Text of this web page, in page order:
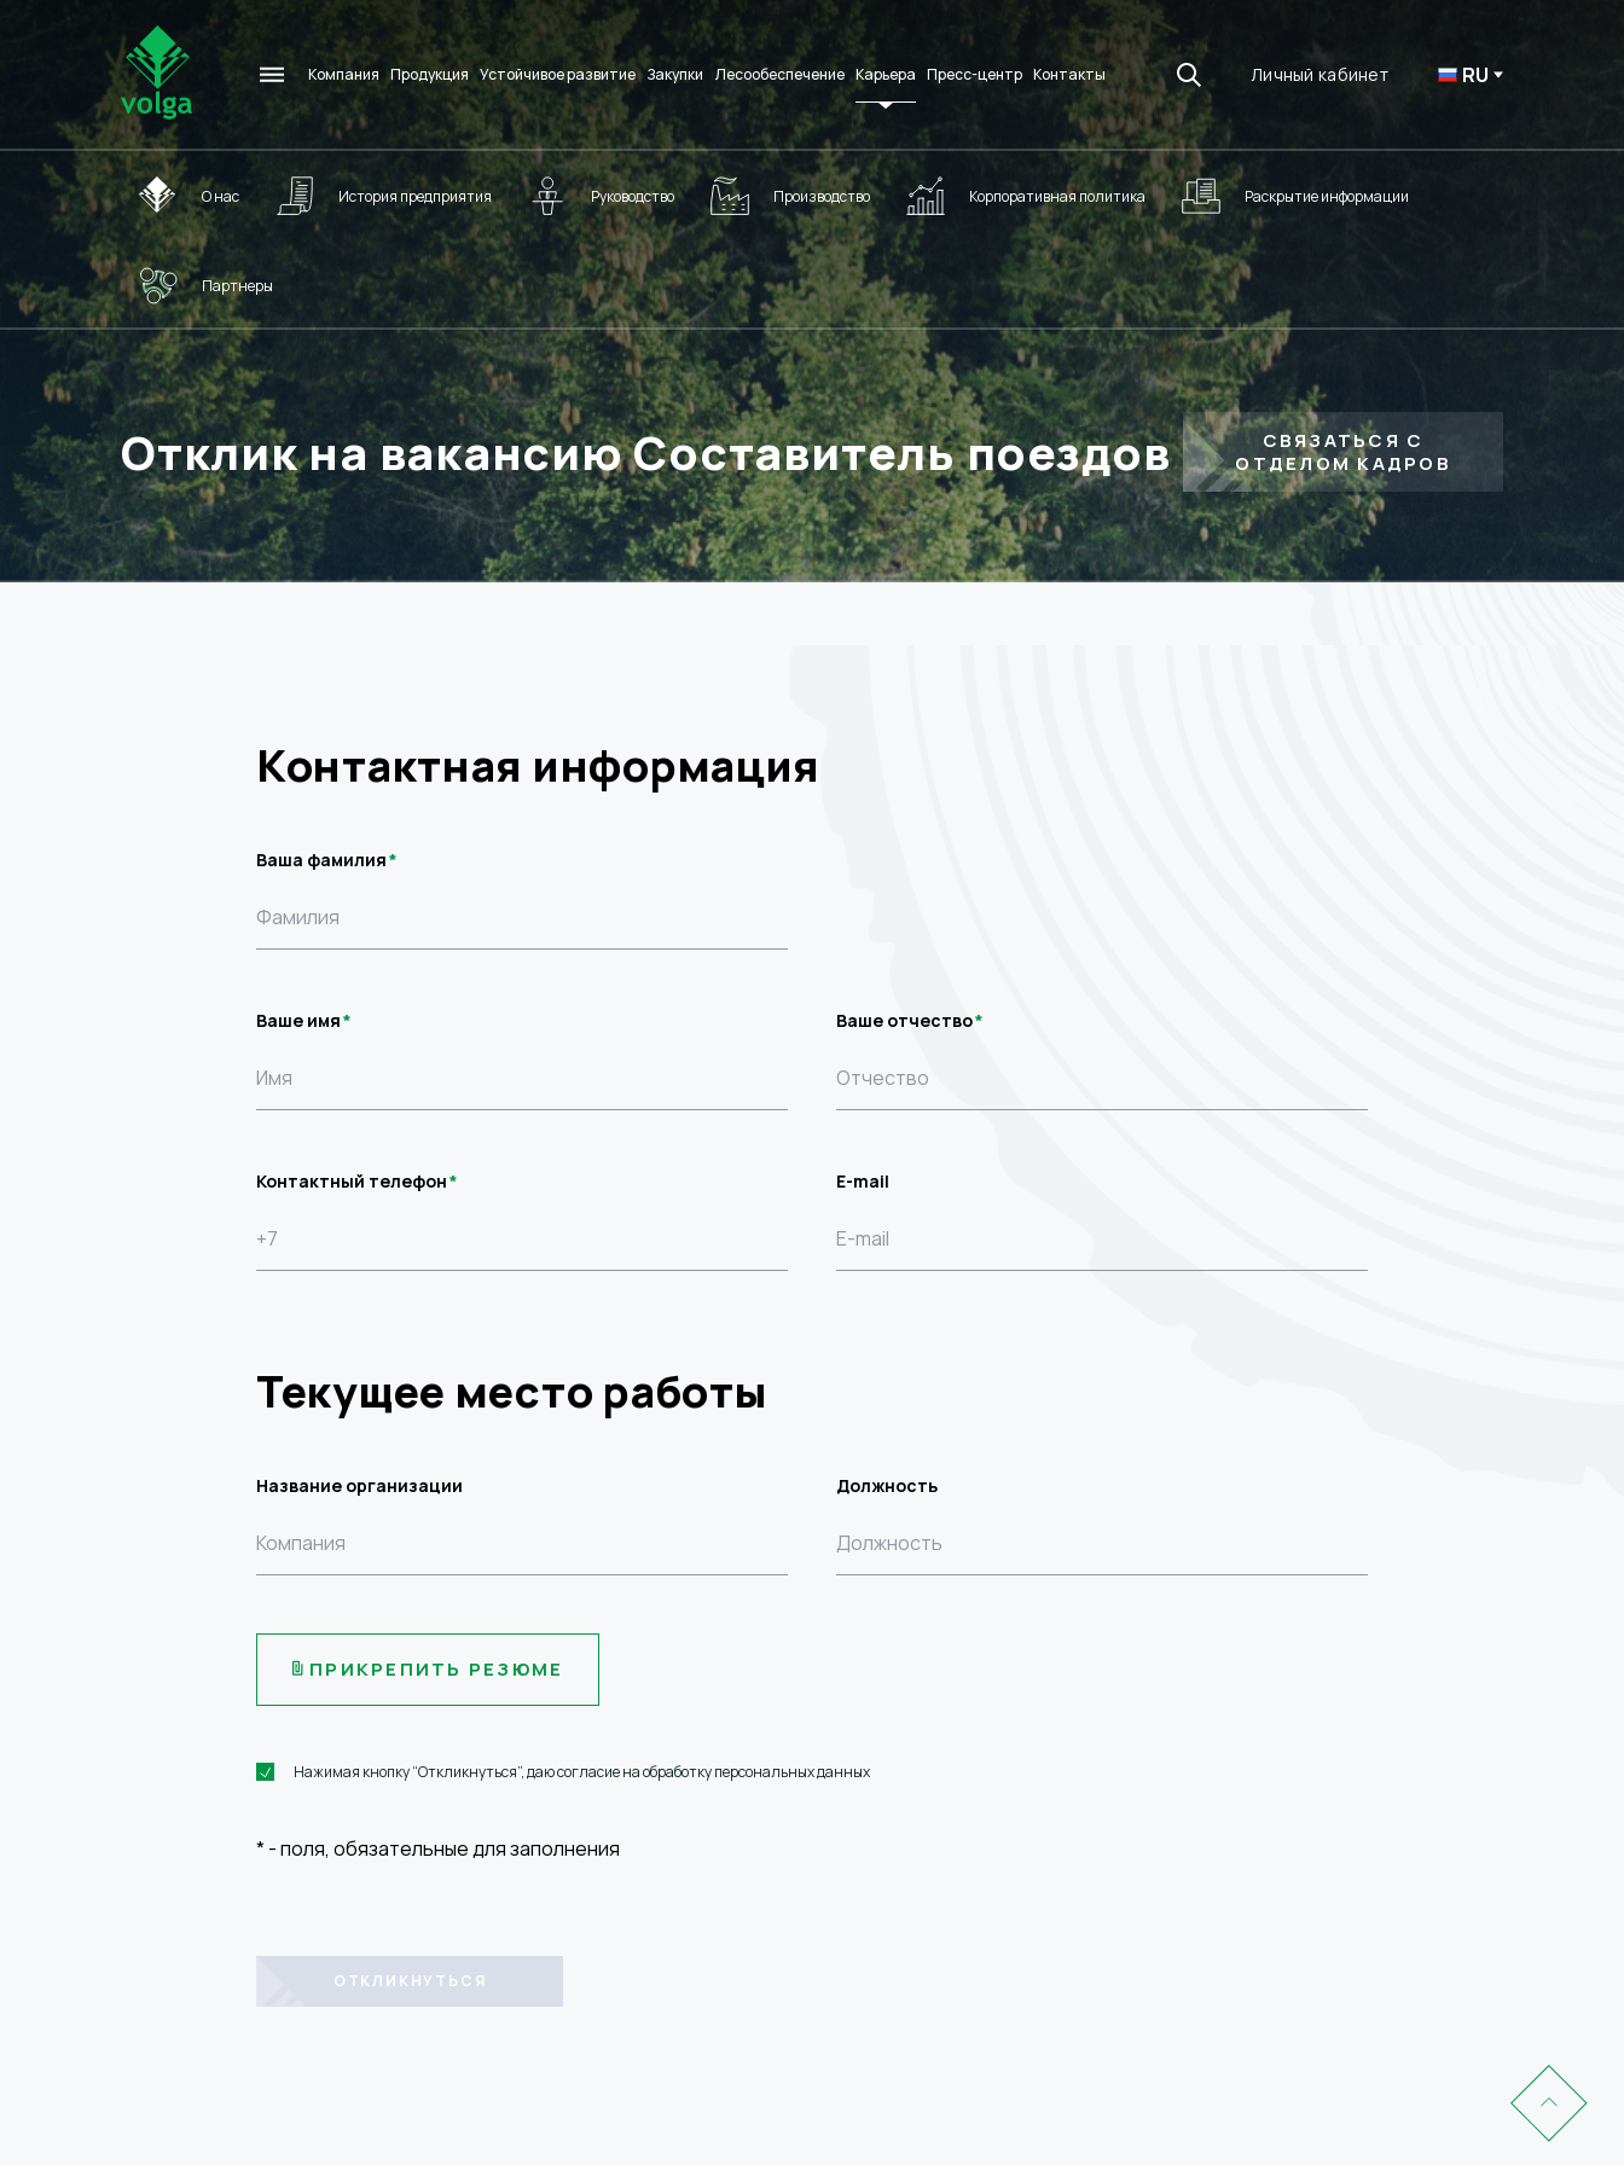
Компания Продукция Устойчивое развитие Закупки Лесообеспечение Карьера Пресс-центр Контакты Личный кабинет RU
О нас История предприятия Руководство Производство Корпоративная политика Раскрытие информации
Партнеры
Отклик на вакансию Составитель поездов
СВЯЗАТЬСЯ С
ОТДЕЛОМ КАДРОВ
Контактная информация
Ваша фамилия
Ваше имя Ваше отчество
Контактный телефон E-mail
Текущее место работы
Название организации Должность
ПРИКРЕПИТЬ РЕЗЮМЕ
Нажимая кнопку “Откликнуться”, даю согласие на обработку персональных данных
*- поля, обязательные для заполнения